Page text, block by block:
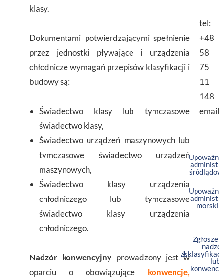
klasy.
Dokumentami potwierdzającymi spełnienie
przez jednostki pływające i urządzenia
chłodnicze wymagań przepisów klasyfikacji i
budowy są:
Świadectwo klasy lub tymczasowe
świadectwo klasy,
Świadectwo urządzeń maszynowych lub
tymczasowe świadectwo urządzeń
maszynowych,
Świadectwo klasy urządzenia
chłodniczego lub tymczasowe
świadectwo klasy urządzenia
chłodniczego.
Nadzór konwencyjnyprowadzony jest w
oparciu o obowiązujące konwencje,
tel:
+48
58
75
11
148